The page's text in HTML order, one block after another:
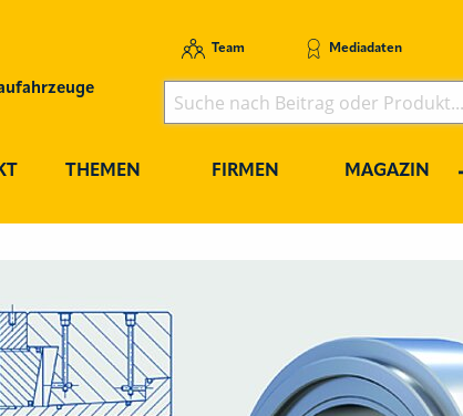
Team Mediadaten
THEMEN FIRMEN MAGAZIN